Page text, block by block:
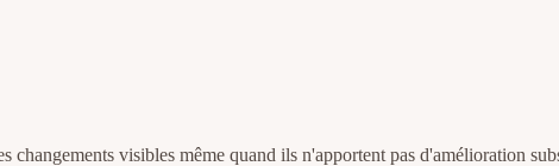
visibles même quand ils n'apportent pas d'amélioration